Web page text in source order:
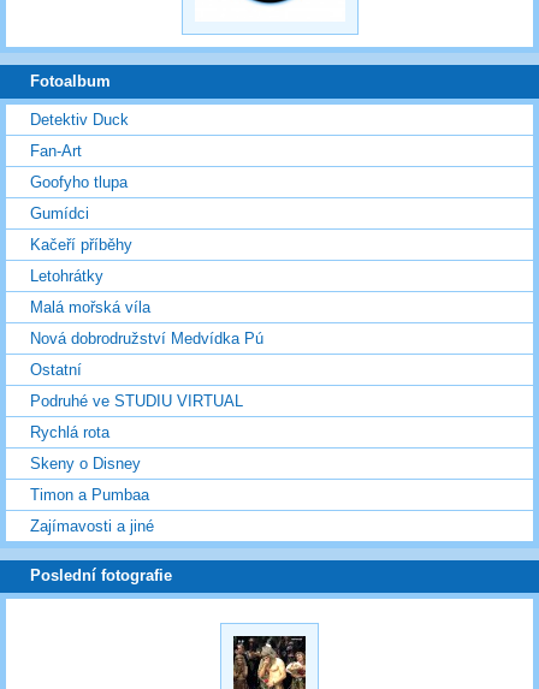
Fotoalbum
Detektiv Duck
Fan-Art
Goofyho tlupa
Gumídci
Kačeří příběhy
Letohrátky
Malá mořská víla
Nová dobrodružství Medvídka Pú
Ostatní
Podruhé ve STUDIU VIRTUAL
Rychlá rota
Skeny o Disney
Timon a Pumbaa
Zajímavosti a jiné
Poslední fotografie